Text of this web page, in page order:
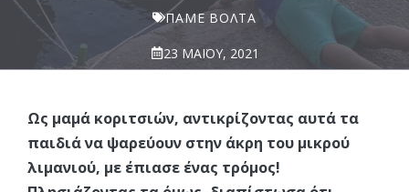
ΠΆΜΕ ΒΌΛΤΑ
23 ΜΑΪ́ΟΥ, 2021
Ως μαμά κοριτσιών, αντικρίζοντας αυτά τα
παιδιά να ψαρεύουν στην άκρη του μικρού
λιμανιού, με έπιασε ένας τρόμος!